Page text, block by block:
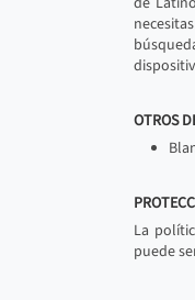
OTROS
La
puede